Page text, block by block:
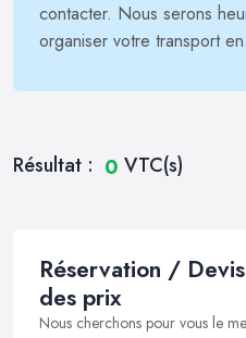
contacter. Nous serons
organiser votre transport
Résultat : 0 VTC(s)
Réservation /
des prix
Nous cherchons pour vous le